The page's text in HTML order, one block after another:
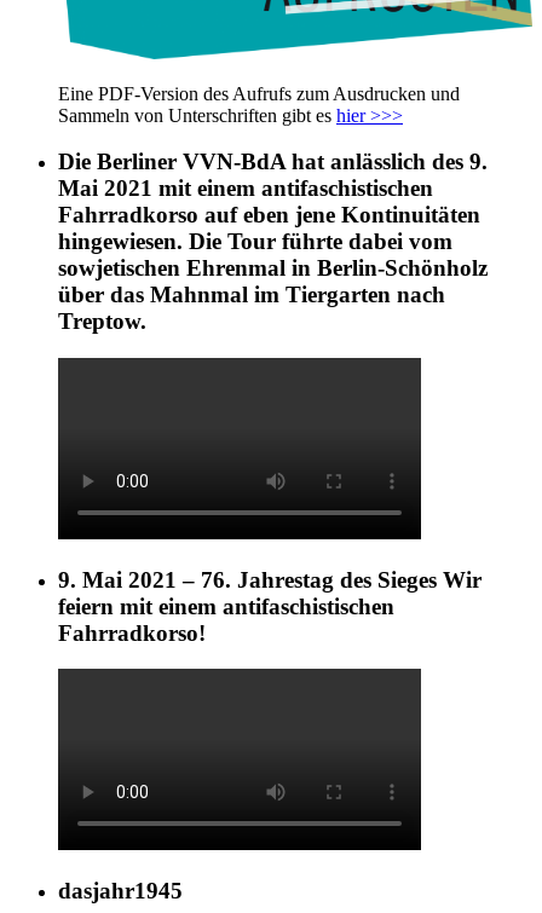
Eine PDF-Version des Aufrufs zum Ausdrucken und
Sammeln von Unterschriften gibt es hier >>>
Die Berliner VVN-BdA hat anlässlich des 9.
Mai 2021 mit einem antifaschistischen
Fahrradkorso auf eben jene Kontinuitäten
hingewiesen. Die Tour führte dabei vom
sowjetischen Ehrenmal in Berlin-Schönholz
über das Mahnmal im Tiergarten nach
Treptow.
9. Mai 2021 – 76. Jahrestag des Sieges Wir
feiern mit einem antifaschistischen
Fahrradkorso!
dasjahr1945